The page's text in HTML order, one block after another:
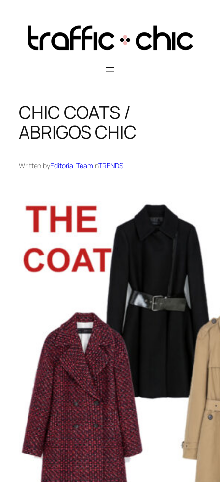
content
CHIC COATS /
ABRIGOS CHIC
Written byEditorial TeaminTRENDS